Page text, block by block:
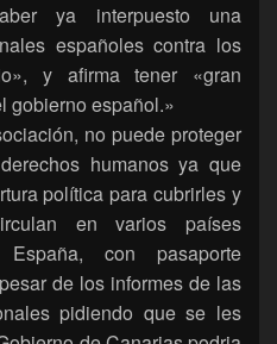
ya interpuesto una
españoles contra los
y afirma tener «gran
gobierno español.»
no puede proteger
humanos ya que
política para cubrirles y
en varios países
con pasaporte
de los informes de las
pidiendo que se les